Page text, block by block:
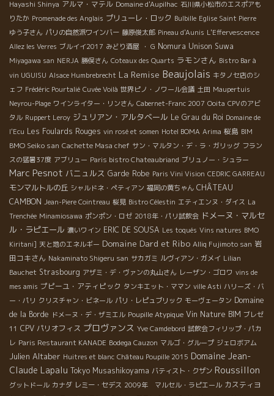
Hayashi Shinya アルマ・マテル Domaine d'Aupilhac 石川県小松市のエスポアも
りたか Promenade des Anglais プリューレ・ロック Bulbille Eglise Saint Pierre
ゆう子さん パリの自然派ワインバー 藤原俊太郎 Pineau d'Aunis L'Effervescence
Allez les Verres ブルイイ2017 みどり酒屋 ・ G Nomura Unison Suwa
Miyagawa san NERJA 勝俣さん Coteaux des Quarts ラモンさん Bistro Bar à
vin UGUISU Alsace Humbrebrecht La Remise Beaujolais キタノセ店のシ
ェフ Frédéric Pourtalié Cuvée Voilà 世界ピノ・ノワール会議 土田 Maupertuis
Neyrou-Plage ワインライター・リンさん Cabernet-Franc 2007 Ooita CPVのアビ
タル Ruppert Leroy ジュリアン・アルタベール Le Grau du Roi Domaine de
l'Ecu Les Foulards Rouges vin rosé et somen Hotel BOMA Arima 桜島 BIM
BMO Seiko san Cachette Masa chef サン・マルタン・デ・ラ・ガリッグ フラン
スの猛暑37度 アブリュー Paris bistro Chateaubriand ブリュノー・シュラー
Marc Pesnot バニュルス Garde Robe Paris Vini Vision CEDRIC GARREAU
モンマルトルの丘 シャルドネ・ペティアン 福岡の黄ちゃん CHÂTEAU
CAMBON Jean-Piere Cointreau 桜見 Bistro Célestin エティエンヌ・ダイス La
Trenchée Minamiosawa ポンポン・ロゼ 2018年・パリ試飲会 ドメーヌ・マルセ
ル・ラピエール 濃いワイン ERIC DE SOUSA Les toqués Vins natures BMO
Kiritani] 天と地のエネルギー Domaine Dard et Ribo Alliq Fujimoto san 岩
田コキさん Nakaminato Shigeru san サカガミ ルヴィアン・ガメイ Lilian
Bauchet Strasbourg アザミ・デ・ヴァンの丸山さん レーザン・ゴロワ vins de
mes amis プピーユ・アティピック タンキエット・ママン ville Asti ハリーズ・バ
ー・パリ クリスチャン・ビネール パリ・レピュブリック モーヴェータン Domaine
de la Borde ドメーヌ・デ・ザミエル Poupille Atypique Vin Nature BIM ブレゼ
11 CPV パリオフィス プロヴァンス Yve Camdebord 試飲会フィリップ・パカ
レ Paris Restaurant KANADE Bodega Cauzon マルゴ・グループ ジェロボアム
Julien Altaber Huitres et blanc Château Poupille 2015 Domaine Jean-
Claude Lapalu Tokyo Musashikoyama バティスト・クザン Roussillon
グットドール カナダ レミー・セデス 2009年 マルセル・ラピエール カスティヨ